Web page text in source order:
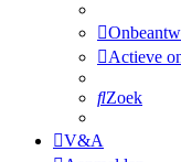
Actieve
Zoek
V&A